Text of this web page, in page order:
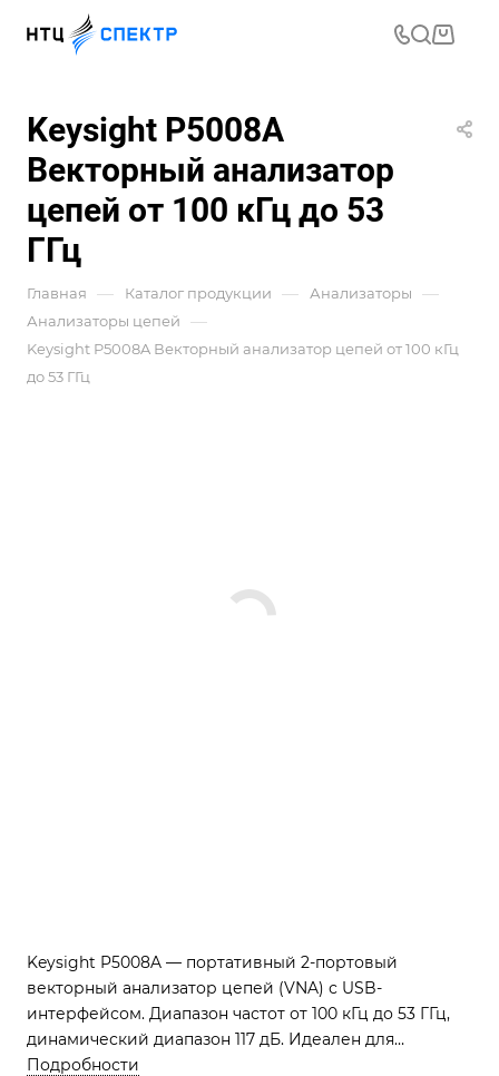
Keysight P5008A
Векторный анализатор
цепей от 100 кГц до 53
ГГц
Главная — Каталог продукции — Анализаторы —
Анализаторы цепей —
Keysight P5008A Векторный анализатор цепей от 100 кГц
до 53 ГГц
Keysight P5008A — портативный 2-портовый
векторный анализатор цепей (VNA) с USB-
интерфейсом. Диапазон частот от 100 кГц до 53 ГГц,
динамический диапазон 117 дБ. Идеален для
тестирования mmWave-компонентов, НИОКР и
Подробности